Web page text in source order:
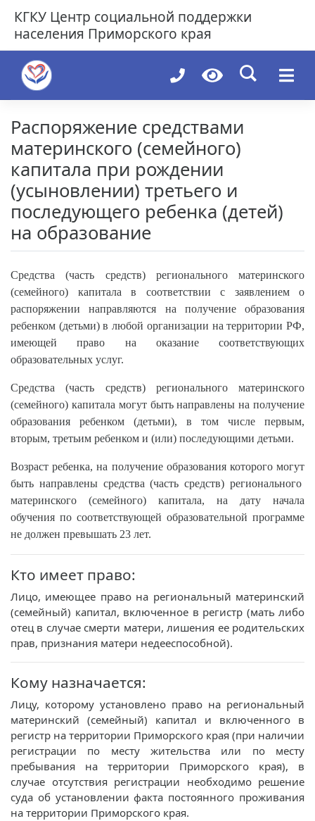
content
КГКУ Центр социальной поддержки
населения Приморского края
Распоряжение средствами
материнского (семейного)
капитала при рождении
(усыновлении) третьего и
последующего ребенка (детей)
на образование
Средства (часть средств) регионального материнского
(семейного) капитала в соответствии с заявлением о
распоряжении направляются на получение образования
ребенком (детьми) в любой организации на территории РФ,
имеющей право на оказание соответствующих
образовательных услуг.
Средства (часть средств) регионального материнского
(семейного) капитала могут быть направлены на получение
образования ребенком (детьми), в том числе первым,
вторым, третьим ребенком и (или) последующими детьми.
Возраст ребенка, на получение образования которого могут
быть направлены средства (часть средств) регионального
материнского (семейного) капитала, на дату начала
обучения по соответствующей образовательной программе
не должен превышать 23 лет.
Кто имеет право:
Лицо, имеющее право на региональный материнский
(семейный) капитал, включенное в регистр (мать либо
отец в случае смерти матери, лишения ее родительских
прав, признания матери недееспособной).
Кому назначается:
Лицу, которому установлено право на региональный
материнский (семейный) капитал и включенного в
регистр на территории Приморского края (при наличии
регистрации по месту жительства или по месту
пребывания на территории Приморского края), в
случае отсутствия регистрации необходимо решение
суда об установлении факта постоянного проживания
на территории Приморского края.